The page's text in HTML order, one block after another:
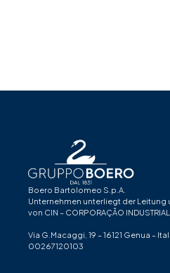
Boero Bartolomeo S.p.A.
Unternehmen unterliegt der Leitung
von CIN – CORPORAÇÃO INDUSTRIAL
Via G.Macaggi, 19 – 16121 Genua –
00267120103